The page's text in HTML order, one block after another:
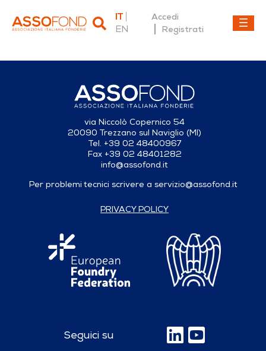
IT
EN
Accedi
Registrati
via Niccolò Copernico 54
20090 Trezzano sul Naviglio (MI)
Tel. +39 02 48400967
Fax +39 02 48401282
info@assofond.it
Per problemi tecnici scrivere a servizio@assofond.it
PRIVACY POLICY
Seguici su